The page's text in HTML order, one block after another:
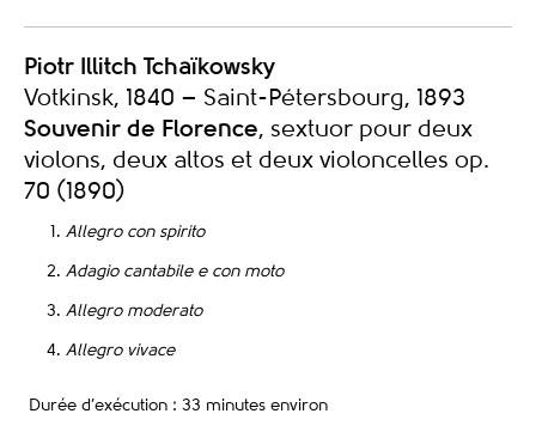
Piotr Illitch Tchaïkowsky
Votkinsk, 1840 – Saint-Pétersbourg, 1893
Souvenir de Florence, sextuor pour deux
violons, deux altos et deux violoncelles op.
70 (1890)
Allegro con spirito
Adagio cantabile e con moto
Allegro moderato
Allegro vivace
Durée d’exécution : 33 minutes environ